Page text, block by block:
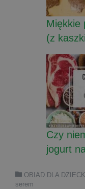
Miękkie
(z
Czy
jogurt
OBIAD DLA
serem